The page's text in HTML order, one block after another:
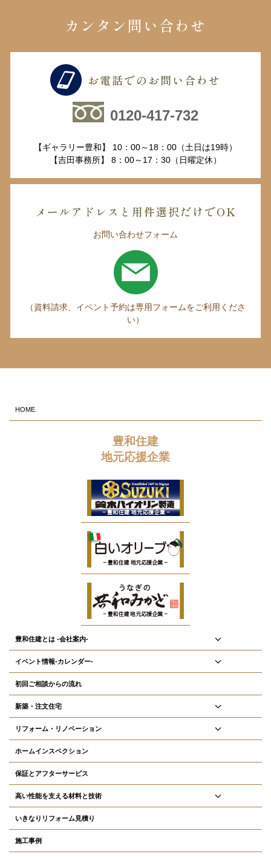
カンタン問い合わせ
お電話でのお問い合わせ
0120-417-732
【ギャラリー豊和】 10：00～18：00（土日は19時）
【吉田事務所】 8：00～17：30（日曜定休）
メールアドレスと用件選択だけでOK
お問い合わせフォーム
（資料請求、イベント予約は専用フォームをご利用くださ
い）
HOME
豊和住建
地元応援企業
豊和住建とは -会社案内-
イベント情報-カレンダー-
初回ご相談からの流れ
新築・注文住宅
リフォーム・リノベーション
ホームインスペクション
保証とアフターサービス
高い性能を支える材料と技術
いきなりリフォーム見積り
施工事例